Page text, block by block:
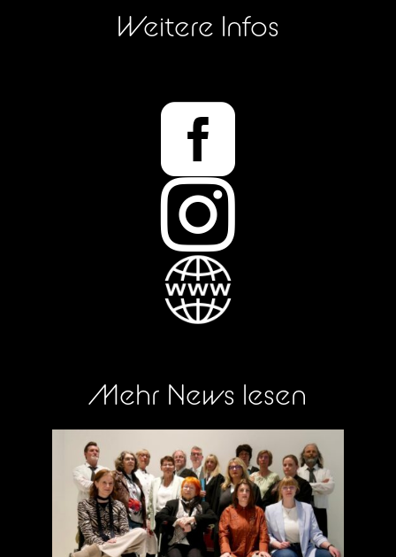
Weitere Infos


Mehr News lesen